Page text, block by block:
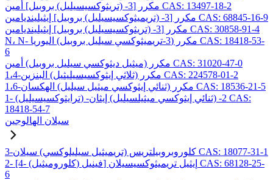
مكرر [3- (تريثوكسيسيليل) بروبيل] أمين CAS: 13497-18-2
مكرر [3- (تريميثوكسيسيليل) بروبيل] إيثيلينديامين CAS: 68845-16-9
مكرر [3- (تريثوكسيسيليل) بروبيل] إيثيلينديامين CAS: 30858-91-4
N، N- مكرر (3-تريميثوكسي سيليل بروبيل) اليوريا CAS: 18418-53-
6
مكرر (ميثيل ديثوكسي سيليل بروبيل) أمين CAS: 31020-47-0
1،4-مكرر (ثلاثي إيثوكسيسيليثيل) البنزين CAS: 224578-01-2
1،6-مكرر (ثنائي إيثوكسي ميثيل سيليل) الهكسان CAS: 18536-21-5
1- (ترايثوكسيسيليل) -2- (ثنائي إيثوكسي ميثيلسيليل) إيثان CAS:
18418-54-7
سيلان الهالوجين
3-كلوروبروبيلتريس (تريميثيل سيليلوكسي) سيلان CAS: 18077-31-1
2- [4- (كلوروميثيل) فينيل] إيثيل تريميثوكسيسيلان CAS: 68128-25-
6